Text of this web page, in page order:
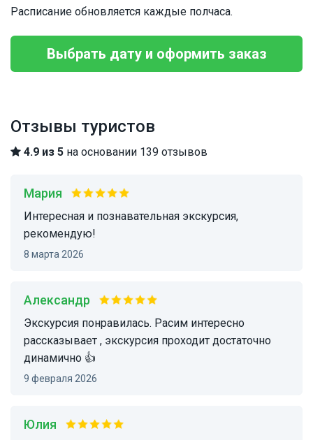
Расписание обновляется каждые полчаса.
Выбрать дату и оформить заказ
Отзывы туристов
4.9 из 5 на основании 139 отзывов
Мария
Интересная и познавательная экскурсия,
рекомендую!
8 марта 2026
Александр
экскурсия понравилась. Расим интересно
рассказывает , экскурсия проходит достаточно
динамично 👍
9 февраля 2026
Юлия